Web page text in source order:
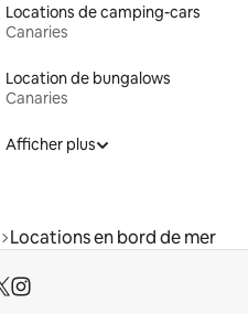
Locations de camping-cars
Canaries
Location de bungalows
Canaries
Afficher plus
Locations en bord de mer